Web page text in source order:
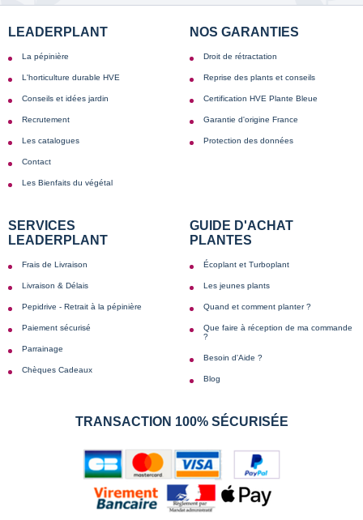
LEADERPLANT
La pépinière
L'horticulture durable HVE
Conseils et idées jardin
Recrutement
Les catalogues
Contact
Les Bienfaits du végétal
NOS GARANTIES
Droit de rétractation
Reprise des plants et conseils
Certification HVE Plante Bleue
Garantie d'origine France
Protection des données
SERVICES
LEADERPLANT
Frais de Livraison
Livraison & Délais
Pepidrive - Retrait à la pépinière
Paiement sécurisé
Parrainage
Chèques Cadeaux
GUIDE D'ACHAT
PLANTES
Écoplant et Turboplant
Les jeunes plants
Quand et comment planter ?
Que faire à réception de ma commande
?
Besoin d'Aide ?
Blog
TRANSACTION 100% SÉCURISÉE